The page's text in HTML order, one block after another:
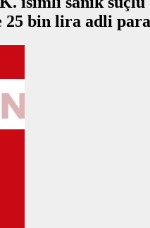
bin lira adli